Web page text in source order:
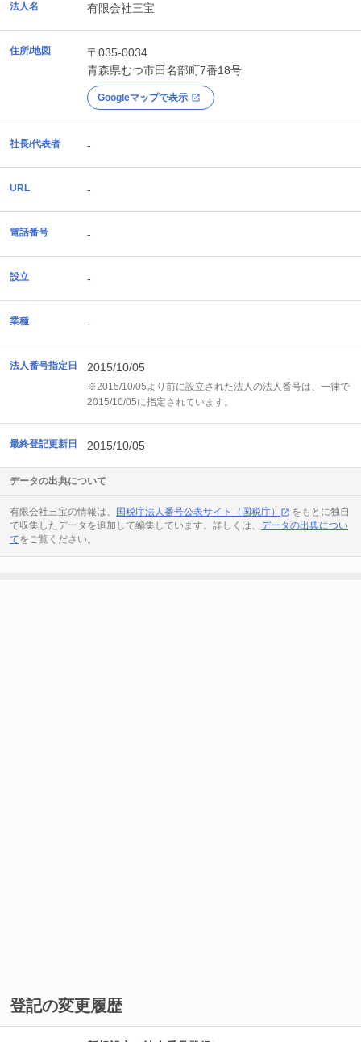
法人名 有限会社三宝
住所/地図
〒035-0034
青森県むつ市田名部町7番18号
Googleマップで表示
社長/代表者 -
URL -
電話番号 -
設立 -
業種 -
法人番号指定日 2015/10/05
※2015/10/05より前に設立された法人の法人番号は、一律で
2015/10/05に指定されています。
最終登記更新日 2015/10/05
データの出典について
有限会社三宝の情報は、 国税庁法人番号公表サイト（国税庁）
をもとに独自
で収集したデータを追加して編集しています。詳しくは、 データの出典につい
てをご覧ください。
登記の変更履歴